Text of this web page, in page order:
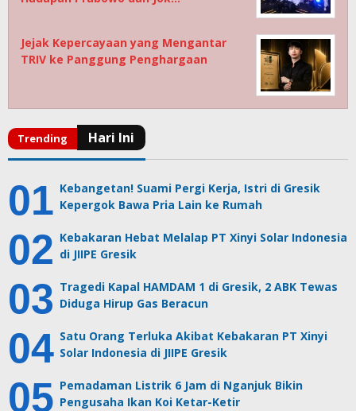
Jejak Kepercayaan yang Mengantar
TRIV ke Panggung Penghargaan
Kebangetan! Suami Pergi Kerja, Istri di Gresik
Kepergok Bawa Pria Lain ke Rumah
Kebakaran Hebat Melalap PT Xinyi Solar Indonesia
di JIIPE Gresik
Tragedi Kapal HAMDAM 1 di Gresik, 2 ABK Tewas
Diduga Hirup Gas Beracun
Satu Orang Terluka Akibat Kebakaran PT Xinyi
Solar Indonesia di JIIPE Gresik
Pemadaman Listrik 6 Jam di Nganjuk Bikin
Pengusaha Ikan Koi Ketar-Ketir